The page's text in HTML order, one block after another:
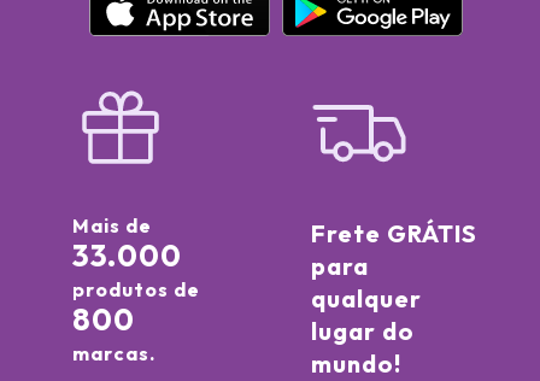
Mais de
33.000
produtos de
800
marcas.
Frete GRÁTIS
para
qualquer
lugar do
mundo!